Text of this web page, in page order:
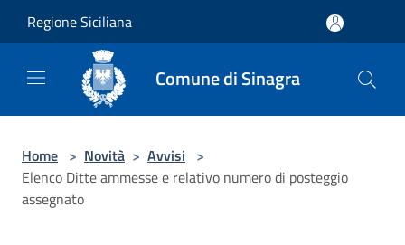
Regione Siciliana
Comune di Sinagra
Home > Novità > Avvisi >
Elenco Ditte ammesse e relativo numero di posteggio
assegnato